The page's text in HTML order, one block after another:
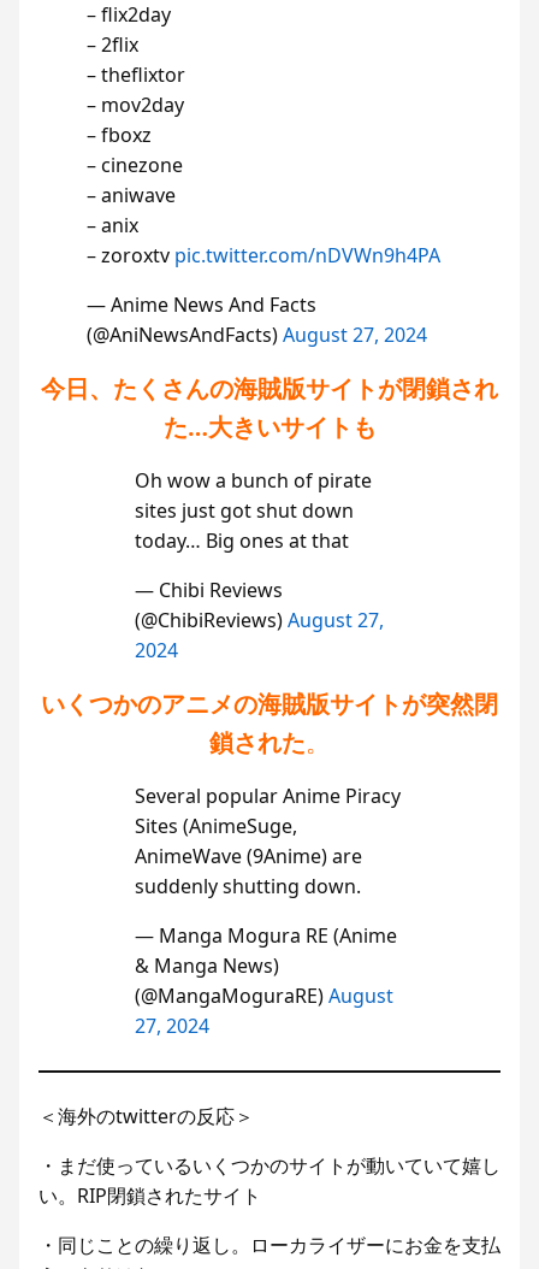
– flix2day
– 2flix
– theflixtor
– mov2day
– fboxz
– cinezone
– aniwave
– anix
– zoroxtv pic.twitter.com/nDVWn9h4PA
— Anime News And Facts
(@AniNewsAndFacts)August 27, 2024
今日、たくさんの海賊版サイトが閉鎖され
た…大きいサイトも
Oh wow a bunch of pirate
sites just got shut down
today… Big ones at that
— Chibi Reviews
(@ChibiReviews)August 27,
2024
いくつかのアニメの海賊版サイトが突然閉
鎖された。
Several popular Anime Piracy
Sites (AnimeSuge,
AnimeWave (9Anime) are
suddenly shutting down.
— Manga Mogura RE (Anime
& Manga News)
(@MangaMoguraRE)August
27, 2024
＜海外のtwitterの反応＞
・まだ使っているいくつかのサイトが動いていて嬉し
い。RIP閉鎖されたサイト
・同じことの繰り返し。ローカライザーにお金を支払